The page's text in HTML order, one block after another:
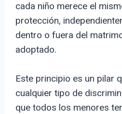
cada niño merece el
protección,
dentro o fuera del
adoptado.
Este principio es un pilar
cualquier tipo de
que todos los menores